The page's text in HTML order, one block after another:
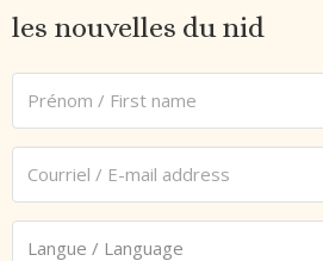
les nouvelles du nid